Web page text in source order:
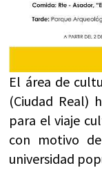
El área de
(Ciudad Real)
para el viaje
con motivo
universidad